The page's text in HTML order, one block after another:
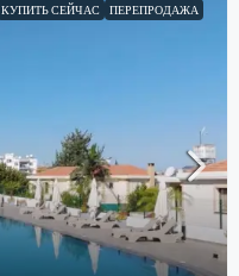
КУПИТЬ СЕЙЧАС ПЕРЕПРОДАЖА